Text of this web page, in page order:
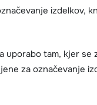
izdelkov,
uporabo tam, kjer
za označevanje